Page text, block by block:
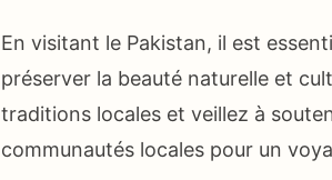
En visitant le Pakistan, il est
préserver la beauté naturelle et
traditions locales et veillez à
communautés locales pour un